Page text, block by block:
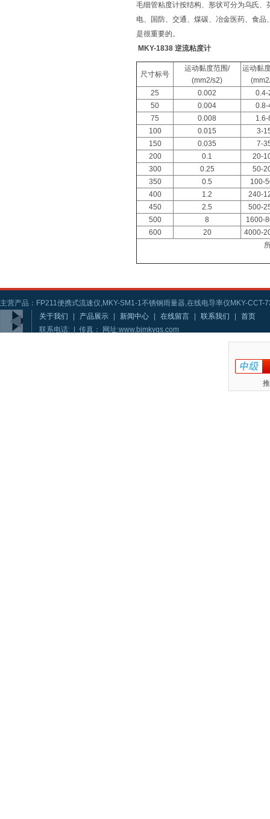
毛细管粘度计按结构、形状可分为乌氏
电、国防、交通、煤碳、冶金医药、食
是很重要的。
MKY-1838 逆流粘度计
尺寸标号
运动黏度范围/
(mm2/s2)
运动黏
25
0.002
0.4-
50
0.004
0.8-
75
0.008
1.6-
100
0.015
3-
150
0.035
7-
200
0.1
20-
300
0.25
50-
350
0.5
100-
400
1.2
240-
450
2.5
500-
500
8
1600-
600
20
4000-
主营产品：FP211便携式流速仪,MKY-SM1-1不锈钢雨量器,在线电导率仪MKY-CCT-
关于我们
产品展示 新闻中心 在线留言 联系我们
首页
联系电话: | 传真： 网址:www.bjmkygs.com